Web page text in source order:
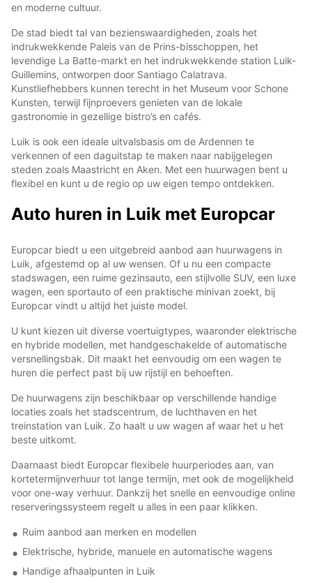
en moderne cultuur.
De stad biedt tal van bezienswaardigheden, zoals het
indrukwekkende Paleis van de Prins-bisschoppen, het
levendige La Batte-markt en het indrukwekkende station Luik-
Guillemins, ontworpen door Santiago Calatrava.
Kunstliefhebbers kunnen terecht in het Museum voor Schone
Kunsten, terwijl fijnproevers genieten van de lokale
gastronomie in gezellige bistro’s en cafés.
Luik is ook een ideale uitvalsbasis om de Ardennen te
verkennen of een daguitstap te maken naar nabijgelegen
steden zoals Maastricht en Aken. Met een huurwagen bent u
flexibel en kunt u de regio op uw eigen tempo ontdekken.
Auto huren in Luik met Europcar
Europcar biedt u een uitgebreid aanbod aan huurwagens in
Luik, afgestemd op al uw wensen. Of u nu een compacte
stadswagen, een ruime gezinsauto, een stijlvolle SUV, een luxe
wagen, een sportauto of een praktische minivan zoekt, bij
Europcar vindt u altijd het juiste model.
U kunt kiezen uit diverse voertuigtypes, waaronder elektrische
en hybride modellen, met handgeschakelde of automatische
versnellingsbak. Dit maakt het eenvoudig om een wagen te
huren die perfect past bij uw rijstijl en behoeften.
De huurwagens zijn beschikbaar op verschillende handige
locaties zoals het stadscentrum, de luchthaven en het
treinstation van Luik. Zo haalt u uw wagen af waar het u het
beste uitkomt.
Daarnaast biedt Europcar flexibele huurperiodes aan, van
kortetermijnverhuur tot lange termijn, met ook de mogelijkheid
voor one-way verhuur. Dankzij het snelle en eenvoudige online
reserveringssysteem regelt u alles in een paar klikken.
Ruim aanbod aan merken en modellen
Elektrische, hybride, manuele en automatische wagens
Handige afhaalpunten in Luik